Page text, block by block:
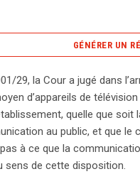
GÉNÉRER UN
la Cour européenne de
dans les
de signaux à des
public, indépendamment
un autre arrêt du 15 mars
29, la Cour a jugé dans
d’appareils de
quelle que soit
au public, et que le
à ce que la
sens de cette disposition.